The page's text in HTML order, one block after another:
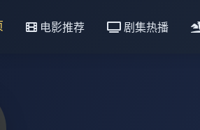
电影推荐 剧集热播